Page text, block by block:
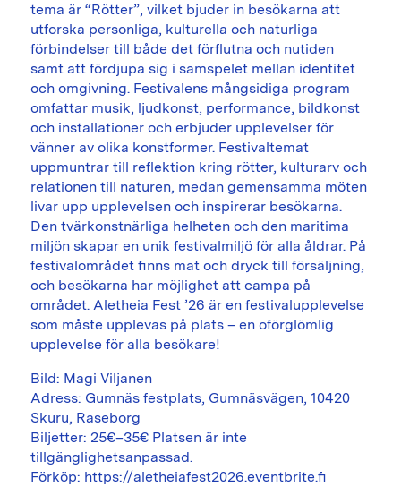
tema är “Rötter”, vilket bjuder in besökarna att
utforska personliga, kulturella och naturliga
förbindelser till både det förflutna och nutiden
samt att fördjupa sig i samspelet mellan identitet
och omgivning. Festivalens mångsidiga program
omfattar musik, ljudkonst, performance, bildkonst
och installationer och erbjuder upplevelser för
vänner av olika konstformer. Festivaltemat
uppmuntrar till reflektion kring rötter, kulturarv och
relationen till naturen, medan gemensamma möten
livar upp upplevelsen och inspirerar besökarna.
Den tvärkonstnärliga helheten och den maritima
miljön skapar en unik festivalmiljö för alla åldrar. På
festivalområdet finns mat och dryck till försäljning,
och besökarna har möjlighet att campa på
området. Aletheia Fest ’26 är en festivalupplevelse
som måste upplevas på plats – en oförglömlig
upplevelse för alla besökare!
Bild: Magi Viljanen
Adress: Gumnäs festplats, Gumnäsvägen, 10420
Skuru, Raseborg
Biljetter: 25€–35€ Platsen är inte
tillgänglighetsanpassad.
Förköp: https://aletheiafest2026.eventbrite.fi